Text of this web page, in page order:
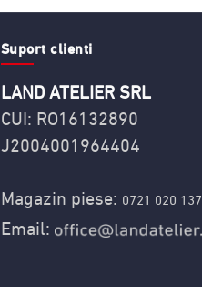
Suport clienti
LAND ATELIER SRL
CUI: RO16132890
J2004001964404
Magazin piese: 0721 020 137
Email: